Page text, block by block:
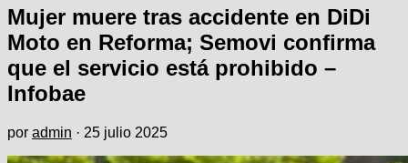
Mujer muere tras accidente en DiDi
Moto en Reforma; Semovi confirma
que el servicio está prohibido –
Infobae
por admin · 25 julio 2025